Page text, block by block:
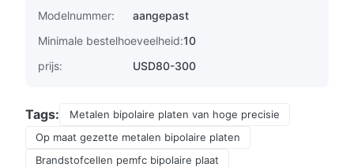
Modelnummer:
aangepast
Minimale bestelhoeveelheid:10
prijs:
USD80-300
Tags:
Metalen bipolaire platen van hoge precisie
Op maat gezette metalen bipolaire platen
Brandstofcellen pemfc bipolaire plaat